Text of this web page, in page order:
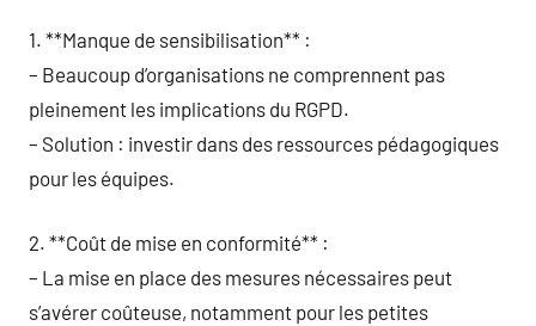
1. **Manque de sensibilisation** :
– Beaucoup d’organisations ne comprennent pas
pleinement les implications du RGPD.
– Solution : investir dans des ressources pédagogiques
pour les équipes.
2. **Coût de mise en conformité** :
– La mise en place des mesures nécessaires peut
s’avérer coûteuse, notamment pour les petites